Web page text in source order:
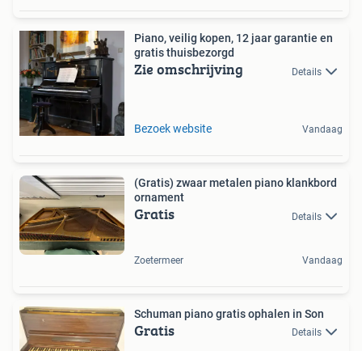
Piano, veilig kopen, 12 jaar garantie en
gratis thuisbezorgd
Zie omschrijving Details
Bezoek website Vandaag
(Gratis) zwaar metalen piano klankbord
ornament
Gratis Details
Zoetermeer Vandaag
Schuman piano gratis ophalen in Son
Gratis Details